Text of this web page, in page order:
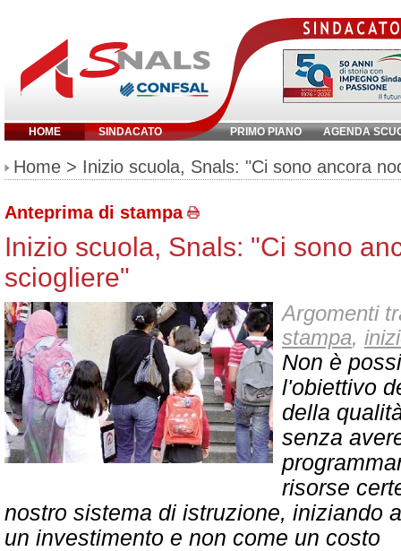
HOME SINDACATO PRIMO PIANO AGENDA
Inserisci parola chiave:
Home > Inizio scuola, Snals: "Ci sono ancora
Anteprima di stampa
Inizio scuola, Snals: "Ci sono
sciogliere"
Argomenti
stampa,
Non è
l'obiettivo
della
senza
risorse
nostro sistema di istruzione, iniziando
un investimento e non come un costo